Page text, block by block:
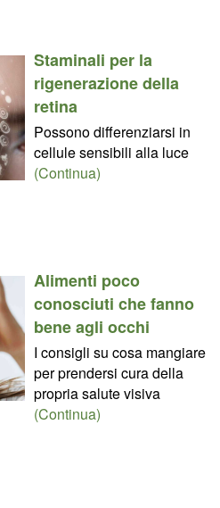
Staminali per la
rigenerazione della
retina
Possono differenziarsi in
cellule sensibili alla luce
(Continua)
Alimenti poco
conosciuti che fanno
bene agli occhi
I consigli su cosa mangiare
per prendersi cura della
propria salute visiva
(Continua)